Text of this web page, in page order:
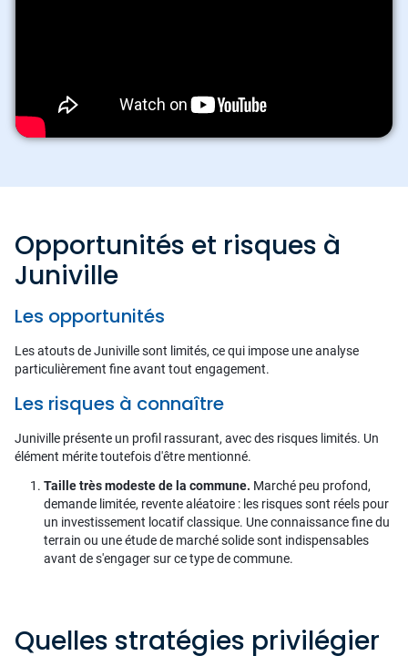
Opportunités et risques à
Juniville
Les opportunités
Les atouts de Juniville sont limités, ce qui impose une analyse
particulièrement fine avant tout engagement.
Les risques à connaître
Juniville présente un profil rassurant, avec des risques limités. Un
élément mérite toutefois d'être mentionné.
Taille très modeste de la commune. Marché peu profond,
demande limitée, revente aléatoire : les risques sont réels pour
un investissement locatif classique. Une connaissance fine du
terrain ou une étude de marché solide sont indispensables
avant de s'engager sur ce type de commune.
Quelles stratégies privilégier